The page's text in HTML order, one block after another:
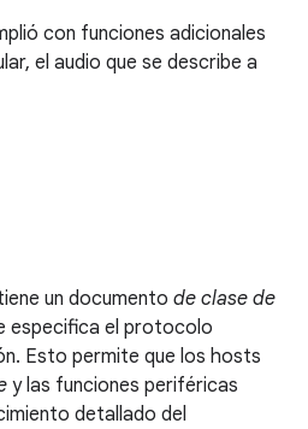
con funciones adicionales
el audio que se describe a
un documento de clase de
especifica el protocolo
Esto permite que los hosts
y las funciones periféricas
detallado del